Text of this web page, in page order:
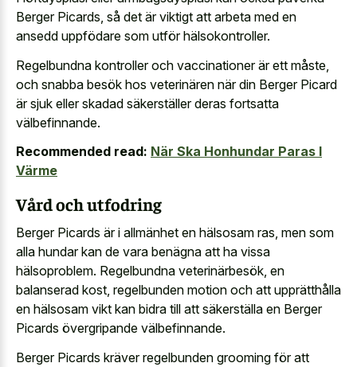
Berger Picards, så det är viktigt att arbeta med en
ansedd uppfödare som utför hälsokontroller.
Regelbundna kontroller och vaccinationer är ett måste,
och snabba besök hos veterinären när din Berger Picard
är sjuk eller skadad säkerställer deras fortsatta
välbefinnande.
Recommended read: När Ska Honhundar Paras I
Värme
Vård och utfodring
Berger Picards är i allmänhet en hälsosam ras, men som
alla hundar kan de vara benägna att ha vissa
hälsoproblem. Regelbundna veterinärbesök, en
balanserad kost, regelbunden motion och att upprätthålla
en hälsosam vikt kan bidra till att säkerställa en Berger
Picards övergripande välbefinnande.
Berger Picards kräver regelbunden grooming för att